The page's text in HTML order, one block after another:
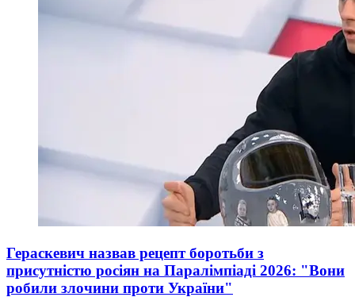
Гераскевич назвав рецепт боротьби з
присутністю росіян на Паралімпіаді 2026: "Вони
робили злочини проти України"